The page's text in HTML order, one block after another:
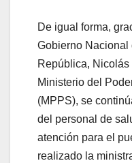
De igual forma,
Gobierno Nacional
República, Nicolás
Ministerio del
(MPPS), se
del personal de
atención para el
realizado la